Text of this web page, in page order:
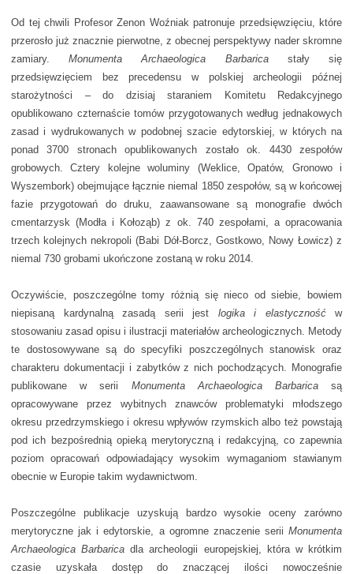
Od tej chwili Profesor Zenon Woźniak patronuje przedsięwzięciu, które
przerosło już znacznie pierwotne, z obecnej perspektywy nader skromne
zamiary.Monumenta Archaeo­logica Barbaricastały się
przedsięwzięciem bez precedensu w polskiej archeologii późnej
starożytności – do dzisiaj staraniem Komitetu Redakcyjnego
opublikowano czternaście tomów przygotowanych według jednakowych
zasad i wydrukowanych w podobnej szacie edytor­s­kiej, w których na
ponad 3700 stronach opublikowanych zostało ok. 4430 zespołów
grobowych. Cztery kolejne woluminy (Weklice, Opatów, Gronowo i
Wyszembork) obejmujące łącznie niemal 1850 zespołów, są w końcowej
fazie przygotowań do druku, zaawansowane są monografie dwóch
cmentarzysk (Modła i Kołoząb) z ok. 740 zespołami, a opracowania
trzech kolejnych nekropoli (Babi Dół-Borcz, Gostkowo, Nowy Łowicz) z
niemal 730 grobami ukończone zostaną w roku 2014.
Oczywiście, poszczególne tomy różnią się nieco od siebie, bowiem
niepisaną kardynalną zasadą serii jest logika i elastycznośćw
stosowaniu zasad opisu i ilustracji materiałów archeologicznych. Metody
te dostosowywane są do specyfiki poszczególnych stanowisk oraz
charakteru dokumentacji i zabytków z nich pochodzących. Monografie
publikowane w serii Monumenta Archaeologica Barbaricasą
opracowywane przez wybit­nych znawców problematyki młodszego
okresu przedrzymskiego i okresu wpływów rzymskich al­bo też powstają
pod ich bezpośrednią opieką merytoryczną i redakcyjną, co zapewnia
poziom opracowań odpowiadający wysokim wymaganiom stawianym
obecnie w Europie takim wydawnictwom.
Poszczególne publikacje uzyskują bardzo wysokie oceny zarówno
merytoryczne jak i edytorskie, a ogromne znaczenie serii Monumenta
Archaeologica Barbarica dla archeologii europejskiej, która w krótkim
czasie uzyskała dostęp do znaczącej ilości nowocześnie